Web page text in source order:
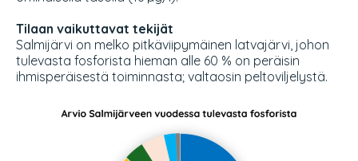
Tilaan vaikuttavat tekijät
Salmijärvi on melko pitkäviipymäinen latvajärvi, johon
tulevasta fosforista hieman alle 60 % on peräisin
ihmisperäisestä toiminnasta; valtaosin peltoviljelystä.